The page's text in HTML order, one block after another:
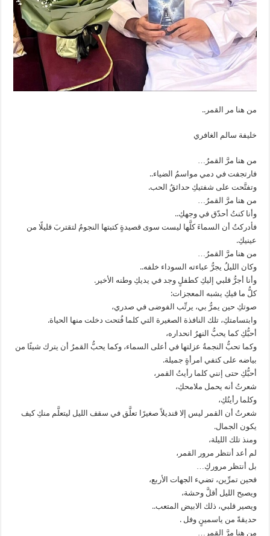
من هنا مر القمر..
خليفة سالم الغافري
من هنا مرَّ القمرُ…
فارتجفت في دمي مواسمُ الضياء..
وتفتَّحت على شفتيكِ حدائقُ الحب.
من هنا مرَّ القمرُ…
وأنا كنتُ أحدّق في وجهكِ..
فأدركتُ أن السماءَ كلَّها ليست سوى قصيدةٍ كتبتها النجومُ لتقتربَ قليلًا من
عينيكِ.
من هنا مرَّ القمرُ…
وكان الليلُ يجرُّ عباءته السوداء خلفه..
وأنا أجرُّ قلبي إليكِ كطفلٍ وجد في يديكِ وطنه الأخير.
كلُّ ما فيكِ يشبه المعجزات:
صوتكِ حين يمرُّ بي، يرتِّب الفوضى في صدري،
وابتسامتكِ، تلك النافذة الصغيرة التي كلما فُتحت دخلت منها الحياة.
أحبُّكِ كما يحبُّ النهرُ انحداره،
وكما تحبُّ النجمةُ عزلتها في أعلى السماء، وكما يحبُّ القمرُ أن يترك شيئًا من
بياضه على كتفي امرأةٍ جميلة.
أحبُّكِ حتى إنني كلما رأيتُ القمر،
شعرتُ أنه يحمل ملامحكِ،
وكلما رأيتُكِ،
شعرتُ أن القمر ليس إلا قنديلاً صغيرًا تعلَّق في سقف الليل ليتعلَّم منكِ كيف
يكون الجمال.
ومنذ تلك الليلة،
لم أعد أنتظر مرور القمر،
بل أنتظر مروركِ…
فحين تمرِّين، تضيء الجهات الأربع،
ويصبح الليل أقلَّ وحشة،
ويصير قلبي، ذلك الابيض المتعب..
حديقةً من ياسمينٍ وفل .
من هنا مرَّ القمر…